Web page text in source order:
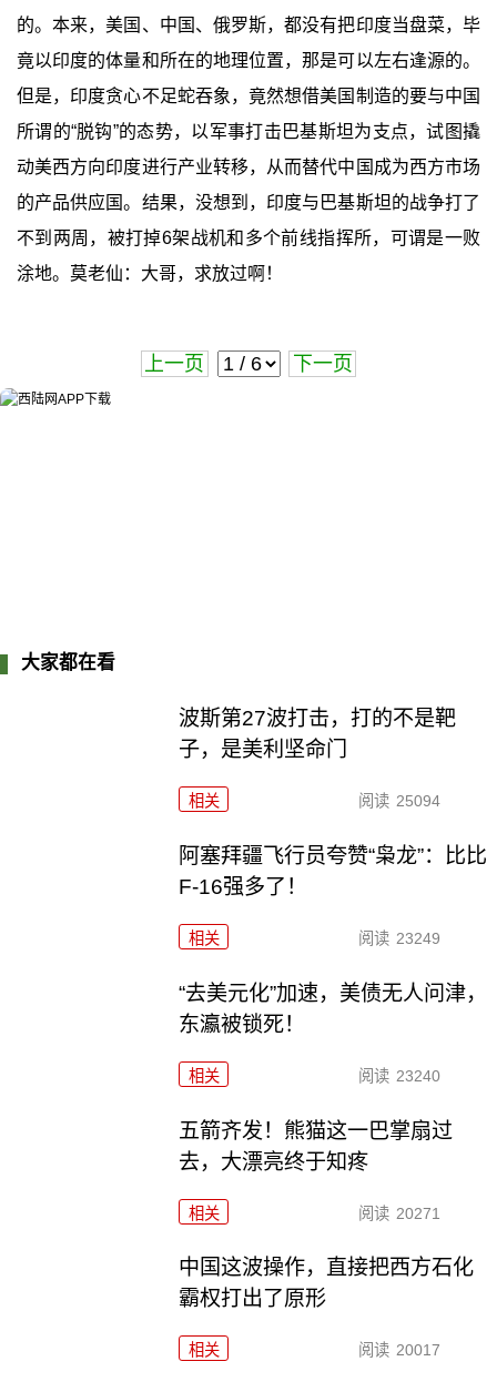
的。本来，美国、中国、俄罗斯，都没有把印度当盘菜，毕
竟以印度的体量和所在的地理位置，那是可以左右逢源的。
但是，印度贪心不足蛇吞象，竟然想借美国制造的要与中国
所谓的“脱钩”的态势，以军事打击巴基斯坦为支点，试图撬
动美西方向印度进行产业转移，从而替代中国成为西方市场
的产品供应国。结果，没想到，印度与巴基斯坦的战争打了
不到两周，被打掉6架战机和多个前线指挥所，可谓是一败
涂地。莫老仙：大哥，求放过啊！
上一页 下一页
大家都在看
波斯第27波打击，打的不是靶
子，是美利坚命门
相关 阅读 25094
阿塞拜疆飞行员夸赞“枭龙”：比比
F-16强多了！
相关 阅读 23249
“去美元化”加速，美债无人问津，
东瀛被锁死！
相关 阅读 23240
五箭齐发！熊猫这一巴掌扇过
去，大漂亮终于知疼
相关 阅读 20271
中国这波操作，直接把西方石化
霸权打出了原形
相关 阅读 20017